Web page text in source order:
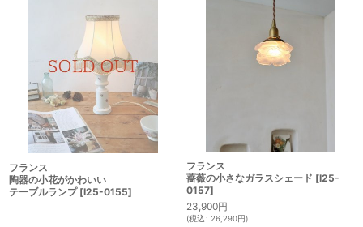
フランス
陶器の小花がかわいい
テーブルランプ [I25-0155]
フランス
薔薇の小さなガラスシェード [I25-
0157]
23,900円
(税込: 26,290円)